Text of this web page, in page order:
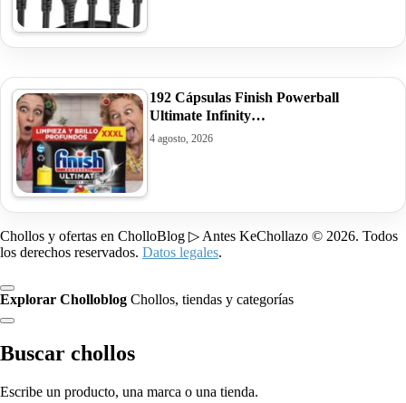
192 Cápsulas Finish Powerball
Ultimate Infinity…
4 agosto, 2026
Chollos y ofertas en CholloBlog ▷ Antes KeChollazo © 2026. Todos
los derechos reservados. Datos legales.
Explorar Cholloblog Chollos, tiendas y categorías
Buscar chollos
Escribe un producto, una marca o una tienda.